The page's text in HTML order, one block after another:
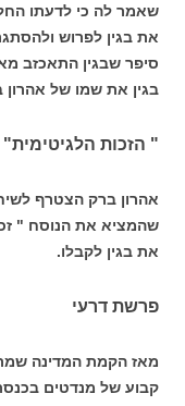
שאמר לה כי לדעתו
את בגין לפרוש
סיפר שבגין התאכזב
בגין את שמו של אהרון
" הזכות הלגיטימית"
אהרון ברק הצטרף
שהמציא את הנוסח "
את בגין לקבלו.
פרשת דרעי
מאז הקמת המדינה
קבוע של מנדטים